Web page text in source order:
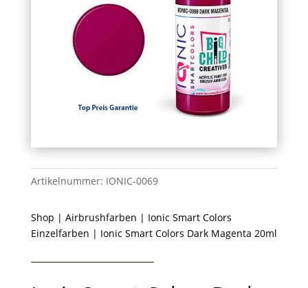
Artikelnummer: IONIC-0069
Shop | Airbrushfarben | Ionic Smart Colors
Einzelfarben | Ionic Smart Colors Dark Magenta 20ml